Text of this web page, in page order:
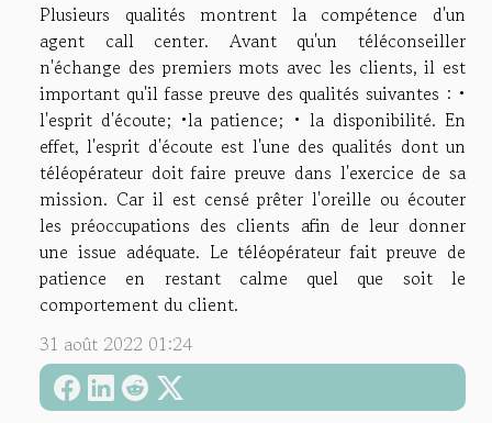
Plusieurs qualités montrent la compétence d'un
agent call center. Avant qu'un téléconseiller
n'échange des premiers mots avec les clients, il est
important qu'il fasse preuve des qualités suivantes : •
l'esprit d'écoute; •la patience; • la disponibilité. En
effet, l'esprit d'écoute est l'une des qualités dont un
téléopérateur doit faire preuve dans l'exercice de sa
mission. Car il est censé prêter l'oreille ou écouter
les préoccupations des clients afin de leur donner
une issue adéquate. Le téléopérateur fait preuve de
patience en restant calme quel que soit le
comportement du client.
31 août 2022 01:24